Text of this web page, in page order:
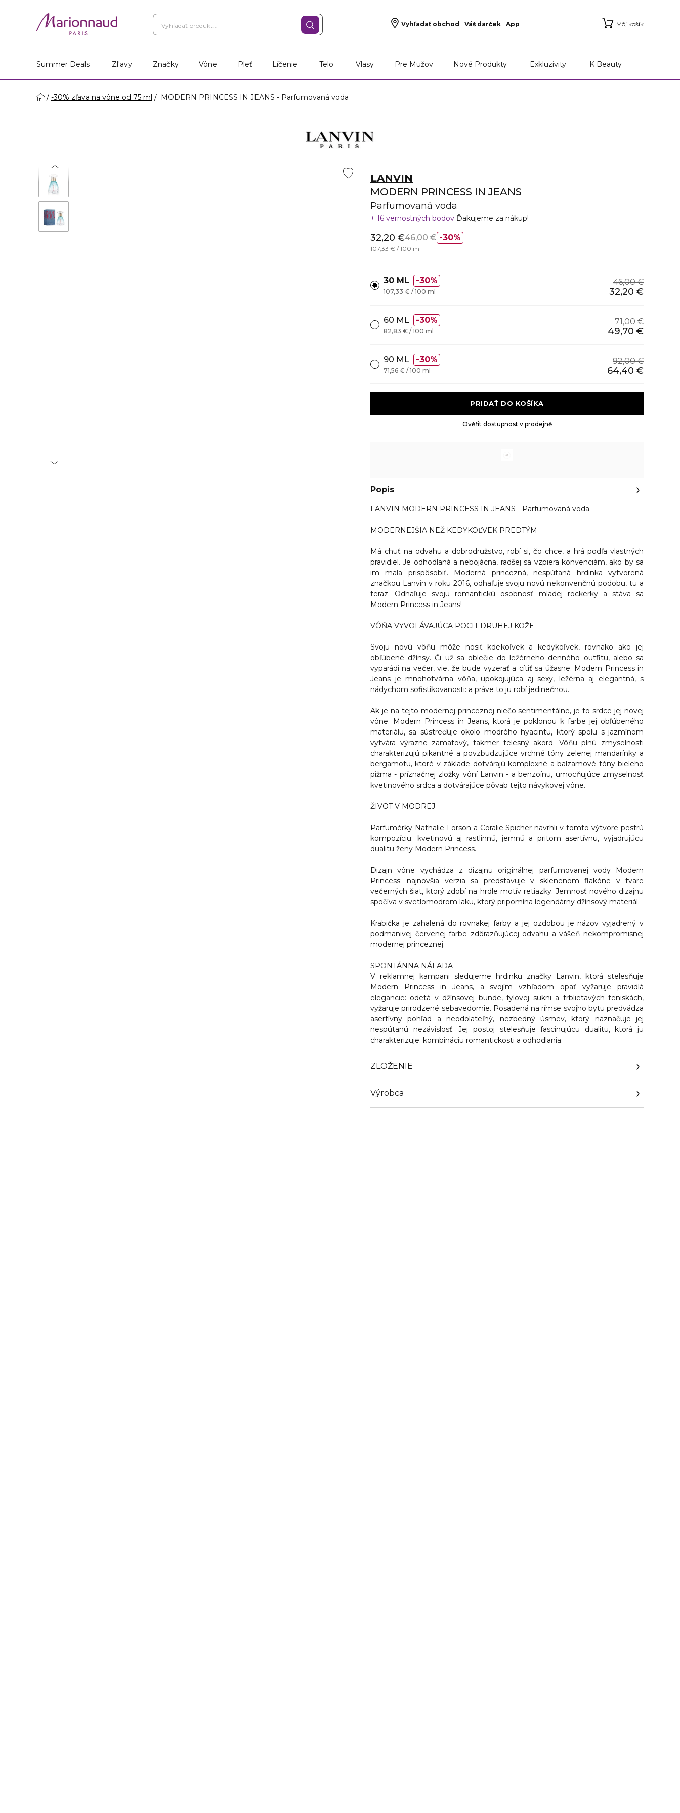
Vyhľadať obchod Váš darček App Môj košík
Summer Deals Zl'avy Značky Vône Pleť Líčenie Telo Vlasy Pre Mužov Nové Produkty Exkluzivity K Beauty
-30% zľava na vône od 75 ml MODERN PRINCESS IN JEANS - Parfumovaná voda
LANVIN
MODERN PRINCESS IN JEANS
Parfumovaná voda
16 vernostných bodov Ďakujeme za nákup!
30%
32,20 €46,00 €
107,33 € / 100 ml
30 ML 30% 46,00 €
32,20 €
107,33 € / 100 ml
60 ML 30% 71,00 €
49,70 €
82,83 € / 100 ml
90 ML 30% 92,00 €
64,40 €
71,56 € / 100 ml
Ověřit dostupnost v prodejně
Popis
LANVIN MODERN PRINCESS IN JEANS - Parfumovaná voda
MODERNEJŠIA NEŽ KEDYKOĽVEK PREDTÝM
Má chuť na odvahu a dobrodružstvo, robí si, čo chce, a hrá podľa vlastných
pravidiel. Je odhodlaná a nebojácna, radšej sa vzpiera konvenciám, ako by sa
im mala prispôsobiť. Moderná princezná, nespútaná hrdinka vytvorená
značkou Lanvin v roku 2016, odhaľuje svoju novú nekonvenčnú podobu, tu a
teraz. Odhaľuje svoju romantickú osobnosť mladej rockerky a stáva sa
Modern Princess in Jeans!
VÔŇA VYVOLÁVAJÚCA POCIT DRUHEJ KOŽE
Svoju novú vôňu môže nosiť kdekoľvek a kedykoľvek, rovnako ako jej
obľúbené džínsy. Či už sa oblečie do ležérneho denného outfitu, alebo sa
vyparádi na večer, vie, že bude vyzerať a cítiť sa úžasne. Modern Princess in
Jeans je mnohotvárna vôňa, upokojujúca aj sexy, ležérna aj elegantná, s
nádychom sofistikovanosti: a práve to ju robí jedinečnou.
Ak je na tejto modernej princeznej niečo sentimentálne, je to srdce jej novej
vône. Modern Princess in Jeans, ktorá je poklonou k farbe jej obľúbeného
materiálu, sa sústreďuje okolo modrého hyacintu, ktorý spolu s jazmínom
vytvára výrazne zamatový, takmer telesný akord. Vôňu plnú zmyselnosti
charakterizujú pikantné a povzbudzujúce vrchné tóny zelenej mandarínky a
bergamotu, ktoré v základe dotvárajú komplexné a balzamové tóny bieleho
pižma - príznačnej zložky vôní Lanvin - a benzoínu, umocňujúce zmyselnosť
kvetinového srdca a dotvárajúce pôvab tejto návykovej vône.
ŽIVOT V MODREJ
Parfumérky Nathalie Lorson a Coralie Spicher navrhli v tomto výtvore pestrú
kompozíciu: kvetinovú aj rastlinnú, jemnú a pritom asertívnu, vyjadrujúcu
dualitu ženy Modern Princess.
Dizajn vône vychádza z dizajnu originálnej parfumovanej vody
Modern
Princess: najnovšia verzia sa predstavuje v sklenenom flakóne v tvare
večerných šiat, ktorý zdobí na hrdle motív retiazky. Jemnosť nového dizajnu
spočíva v svetlomodrom laku, ktorý pripomína legendárny džínsový materiál.
Krabička je zahalená do rovnakej farby a jej ozdobou je názov vyjadrený v
podmanivej červenej farbe zdôrazňujúcej odvahu a vášeň nekompromisnej
modernej princeznej.
SPONTÁNNA NÁLADA
V reklamnej kampani sledujeme hrdinku značky Lanvin, ktorá stelesňuje
Modern Princess in Jeans, a svojím vzhľadom opäť vyžaruje pravidlá
elegancie: odetá v džínsovej bunde, tylovej sukni a trblietavých teniskách,
vyžaruje prirodzené sebavedomie. Posadená na rímse svojho bytu predvádza
asertívny pohľad a neodolateľný, nezbedný úsmev, ktorý naznačuje jej
nespútanú nezávislosť. Jej postoj stelesňuje fascinujúcu dualitu, ktorá ju
charakterizuje: kombináciu romantickosti a odhodlania.
ZLOŽENIE
Výrobca